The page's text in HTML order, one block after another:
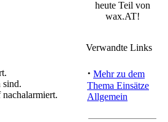
sind.
heute Teil von
wax.AT!
Verwandte Links
· Mehr zu dem
Thema Einsätze
Allgemein